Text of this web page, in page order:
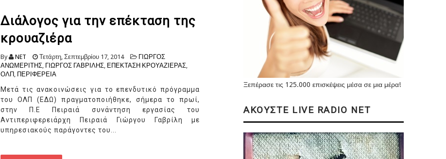
Διάλογος για την επέκταση της
κρουαζιέρα
By NET Τετάρτη, Σεπτεμβρίου 17, 2014
ΓΙΩΡΓΟΣ
ΑΝΩΜΕΡΙΤΗΣ, ΓΙΩΡΓΟΣ ΓΑΒΡΙΛΗΣ, ΕΠΕΚΤΑΣΗ ΚΡΟΥΑΖΙΕΡΑΣ,
ΟΛΠ, ΠΕΡΙΦΕΡΕΙΑ
Μετά τις ανακοινώσεις για το επενδυτικό πρόγραμμα
του ΟΛΠ (ΕΔΩ) πραγματοποιήθηκε, σήμερα το πρωί,
στην Π.Ε Πειραιά συνάντηση εργασίας του
Αντιπεριφερειάρχη Πειραιά Γιώργου Γαβρίλη με
υπηρεσιακούς παράγοντες του...
Ξεπέρασε τις 125.000 επισκέψεις μέσα σε μια μέρα!
ΑΚΟΥΣΤΕ LIVE RADIO NET